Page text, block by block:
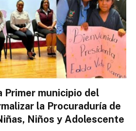
Primer municipio del
la Procuraduría de
Niños y Adolescente